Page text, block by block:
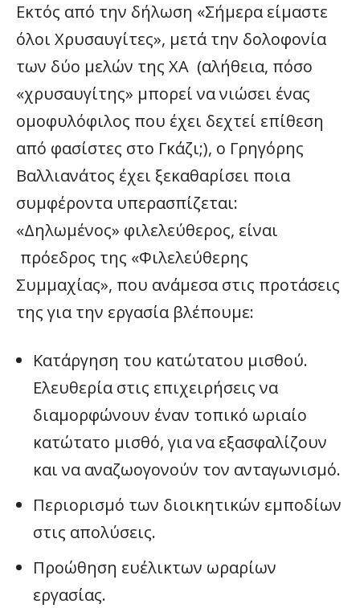
Εκτός από την δήλωση «Σήμερα είμαστε
όλοι Χρυσαυγίτες», μετά την δολοφονία
των δύο μελών της ΧΑ (αλήθεια, πόσο
«χρυσαυγίτης» μπορεί να νιώσει ένας
ομοφυλόφιλος που έχει δεχτεί επίθεση
από φασίστες στο Γκάζι;), ο Γρηγόρης
Βαλλιανάτος έχει ξεκαθαρίσει ποια
συμφέροντα υπερασπίζεται:
«Δηλωμένος» φιλελεύθερος, είναι
πρόεδρος της «Φιλελεύθερης
Συμμαχίας», που ανάμεσα στις προτάσεις
της για την εργασία βλέπουμε:
Κατάργηση του κατώτατου μισθού.
Ελευθερία στις επιχειρήσεις να
διαμορφώνουν έναν τοπικό ωριαίο
κατώτατο μισθό, για να εξασφαλίζουν
και να αναζωογονούν τον ανταγωνισμό.
Περιορισμό των διοικητικών εμποδίων
στις απολύσεις.
Προώθηση ευέλικτων ωραρίων
εργασίας.